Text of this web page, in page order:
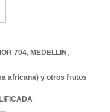
704, MEDELLIN,
africana) y otros frutos